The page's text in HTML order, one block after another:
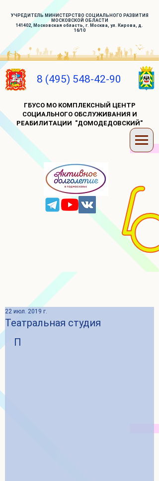
УЧРЕДИТЕЛЬ МИНИСТЕРСТВО СОЦИАЛЬНОГО РАЗВИТИЯ
МОСКОВСКОЙ ОБЛАСТИ
141402, Московская область, г. Москва, ул. Кирова, д.
16/10
8 (495) 548-42-90
ГБУСО МО КОМПЛЕКСНЫЙ ЦЕНТР
СОЦИАЛЬНОГО ОБСЛУЖИВАНИЯ И
РЕАБИЛИТАЦИИ "ДОМОДЕДОВСКИЙ"
Театральная студия
22 июл. 2019 г.
П